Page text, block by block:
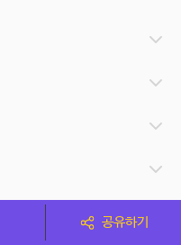
공유하기